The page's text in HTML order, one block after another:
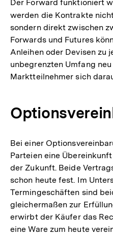
Der Forward funktioniert
werden die Kontrakte
sondern direkt zwischen
Forwards und Futures
Anleihen oder Devisen zu
unbegrenzten Umfang
Marktteilnehmer sich
Bei einer
Parteien eine
der Zukunft. Beide
schon heute fest. Im
Termingeschäften sind
gleichermaßen zur
erwirbt der Käufer das
eine Ware zum heute